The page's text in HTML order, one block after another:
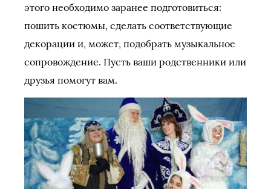
этого необходимо заранее подготовиться:
пошить костюмы, сделать соответствующие
декорации и, может, подобрать музыкальное
сопровождение. Пусть ваши родственники или
друзья помогут вам.